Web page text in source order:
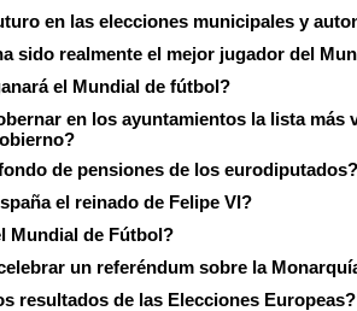
en las elecciones municipales y
sido realmente el mejor jugador del
el Mundial de fútbol?
en los ayuntamientos la lista más
de pensiones de los eurodiputados?
el reinado de Felipe VI?
Mundial de Fútbol?
un referéndum sobre la
resultados de las Elecciones Europeas?